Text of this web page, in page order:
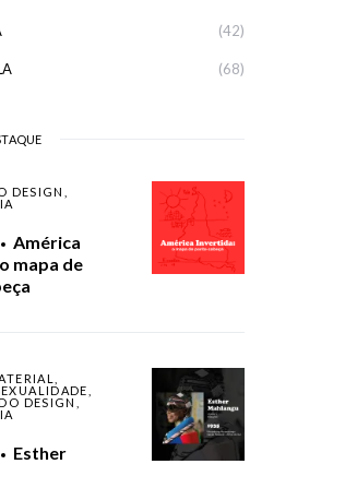
(42)
(68)
DESIGN
América
mapa de
DESIGN
Esther